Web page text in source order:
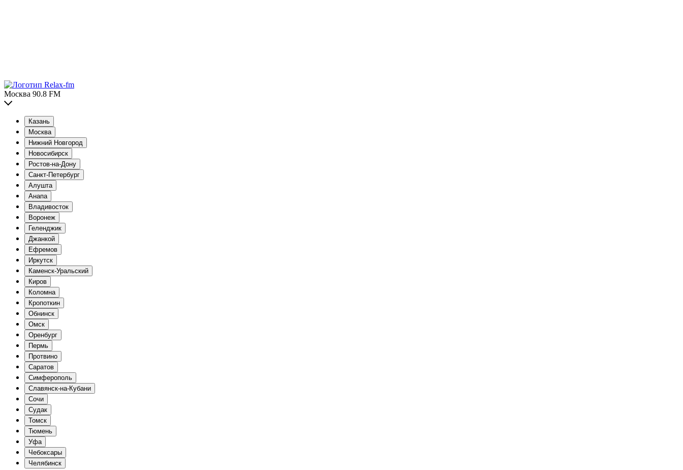
Москва 90.8 FM
Казань
Москва
Нижний Новгород
Новосибирск
Ростов-на-Дону
Санкт-Петербург
Алушта
Анапа
Владивосток
Воронеж
Геленджик
Джанкой
Ефремов
Иркутск
Каменск-Уральский
Киров
Коломна
Кропоткин
Обнинск
Омск
Оренбург
Пермь
Протвино
Саратов
Симферополь
Славянск-на-Кубани
Сочи
Судак
Томск
Тюмень
Уфа
Чебоксары
Челябинск